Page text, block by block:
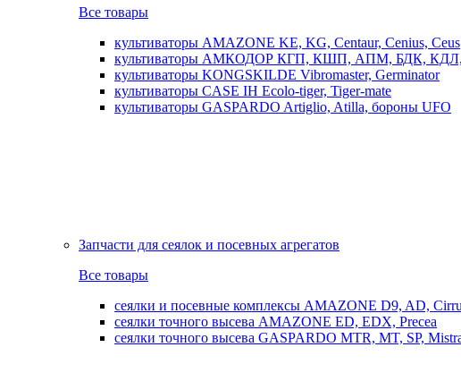
Все товары
культиваторы AMAZONE KE, KG, Centaur, Cenius, Ceus
культиваторы АМКОДОР КГП, КШП, АПМ, БДК,
культиваторы KONGSKILDE Vibromaster, Germinator
культиваторы CASE IH Ecolo-tiger, Tiger-mate
культиваторы GASPARDO Artiglio, Atilla, бороны UFO
Запчасти для сеялок и посевных агрегатов
Все товары
сеялки и посевные комплексы AMAZONE D9, AD,
сеялки точного высева AMAZONE ED, EDX, Precea
сеялки точного высева GASPARDO MTR, MT, SP,